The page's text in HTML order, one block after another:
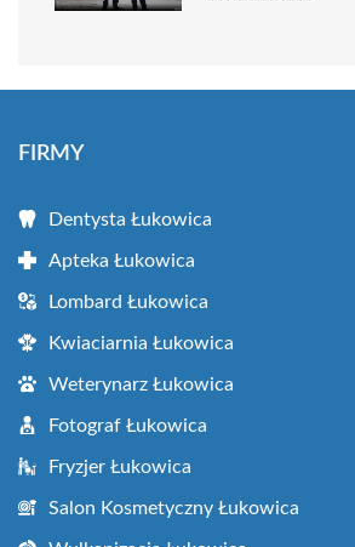
FIRMY
Dentysta Łukowica
Apteka Łukowica
Lombard Łukowica
Kwiaciarnia Łukowica
Weterynarz Łukowica
Fotograf Łukowica
Fryzjer Łukowica
Salon Kosmetyczny Łukowica